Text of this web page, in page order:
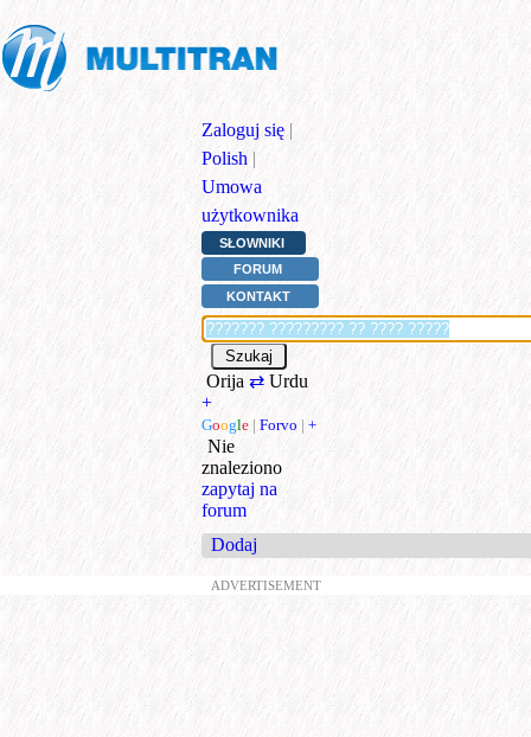
Zaloguj się |
Polish |
Umowa
użytkownika
SŁOWNIKI
FORUM
KONTAKT
Orija ⇄ Urdu
+
Google | Forvo | +
Nie
znaleziono
zapytaj na
forum
Dodaj
ADVERTISEMENT